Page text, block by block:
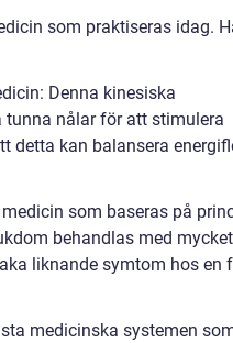
som praktiseras idag.
Denna kinesiska
nålar för att stimulera
detta kan balansera
som baseras på
behandlas med
liknande symtom hos en
medicinska systemen